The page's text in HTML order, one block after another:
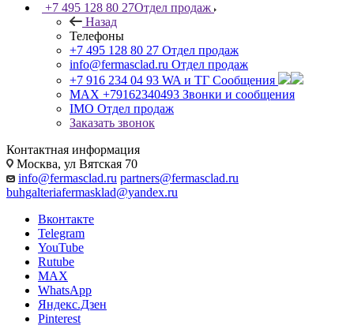
+7 495 128 80 27Отдел продаж
Назад
Телефоны
+7 495 128 80 27 Отдел продаж
info@fermasclad.ru Отдел продаж
+7 916 234 04 93 WA и ТГ Сообщения
MAX +79162340493 Звонки и сообщения
IMO Отдел продаж
Заказать звонок
Контактная информация
Москва, ул Вятская 70
info@fermasclad.ru partners@fermasclad.ru
buhgalteriafermasklad@yandex.ru
Вконтакте
Telegram
YouTube
Rutube
MAX
WhatsApp
Яндекс.Дзен
Pinterest